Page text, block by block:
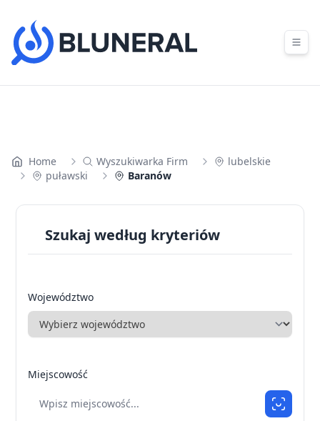
Home Wyszukiwarka Firm
lubelskie
puławski
Baranów
Szukaj według kryteriów
Województwo
Miejscowość